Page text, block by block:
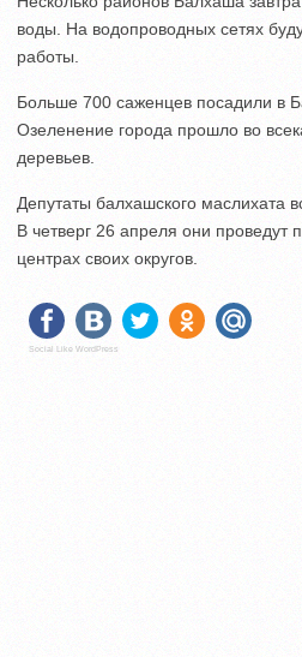
воды. На водопроводных сетях
работы.
Больше 700 саженцев посадили в
Озеленение города прошло во
деревьев.
Депутаты балхашского маслихата
В четверг 26 апреля они проведут
центрах своих округов.
Social Like WordPress